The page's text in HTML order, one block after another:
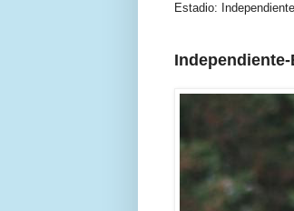
Estadio: